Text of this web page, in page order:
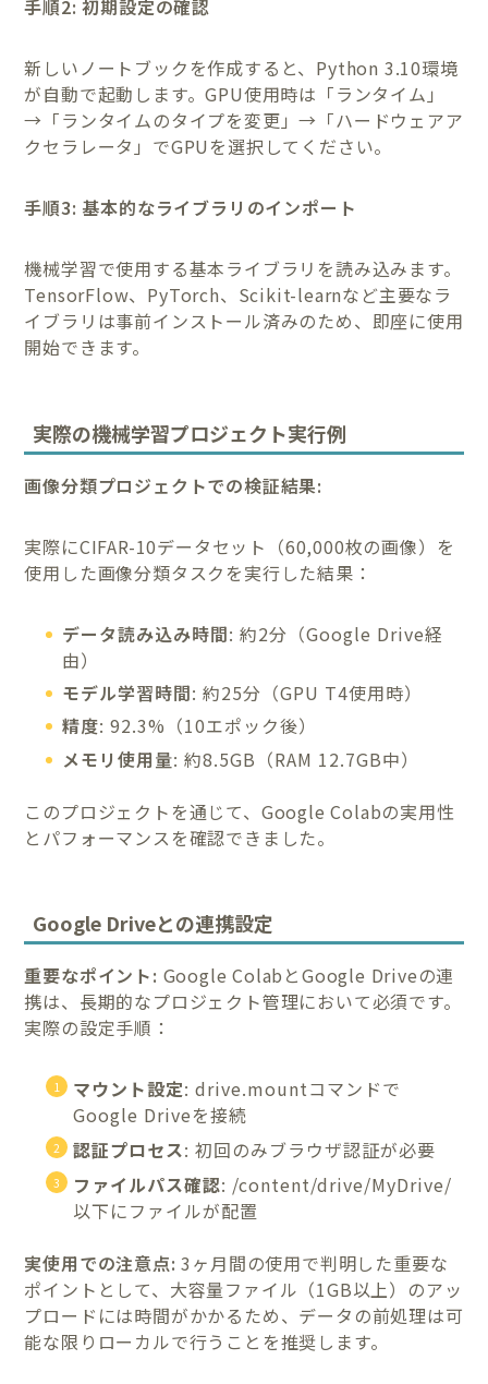
手順2: 初期設定の確認
新しいノートブックを作成すると、Python 3.10環境
が自動で起動します。GPU使用時は「ランタイム」
→「ランタイムのタイプを変更」→「ハードウェアア
クセラレータ」でGPUを選択してください。
手順3: 基本的なライブラリのインポート
機械学習で使用する基本ライブラリを読み込みます。
TensorFlow、PyTorch、Scikit-learnなど主要なラ
イブラリは事前インストール済みのため、即座に使用
開始できます。
実際の機械学習プロジェクト実行例
画像分類プロジェクトでの検証結果:
実際にCIFAR-10データセット（60,000枚の画像）を
使用した画像分類タスクを実行した結果：
データ読み込み時間: 約2分（Google Drive経
由）
モデル学習時間: 約25分（GPU T4使用時）
精度: 92.3%（10エポック後）
メモリ使用量: 約8.5GB（RAM 12.7GB中）
このプロジェクトを通じて、Google Colabの実用性
とパフォーマンスを確認できました。
Google Driveとの連携設定
重要なポイント: Google ColabとGoogle Driveの連
携は、長期的なプロジェクト管理において必須です。
実際の設定手順：
マウント設定: drive.mountコマンドで
Google Driveを接続
認証プロセス: 初回のみブラウザ認証が必要
ファイルパス確認: /content/drive/MyDrive/
以下にファイルが配置
実使用での注意点: 3ヶ月間の使用で判明した重要な
ポイントとして、大容量ファイル（1GB以上）のアッ
プロードには時間がかかるため、データの前処理は可
能な限りローカルで行うことを推奨します。